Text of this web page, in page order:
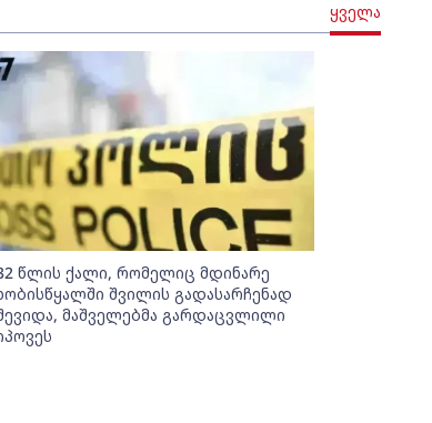
ყველა
წლის ქალი, რომელიც მდინარე
შვილის გადასარჩენად
მაშველებმა გარდაცვლილი